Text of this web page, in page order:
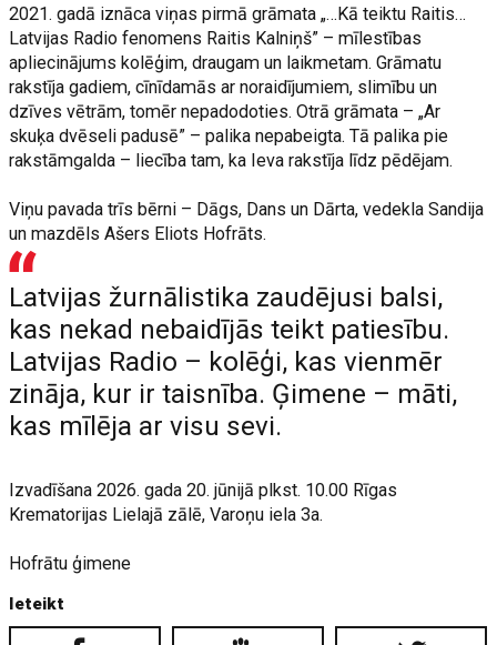
2021. gadā iznāca viņas pirmā grāmata „…Kā teiktu Raitis…
Latvijas Radio fenomens Raitis Kalniņš” – mīlestības
apliecinājums kolēģim, draugam un laikmetam. Grāmatu
rakstīja gadiem, cīnīdamās ar noraidījumiem, slimību un
dzīves vētrām, tomēr nepadodoties. Otrā grāmata – „Ar
skuķa dvēseli padusē” – palika nepabeigta. Tā palika pie
rakstāmgalda – liecība tam, ka Ieva rakstīja līdz pēdējam.
Viņu pavada trīs bērni – Dāgs, Dans un Dārta, vedekla Sandija
un mazdēls Ašers Eliots Hofrāts.
Latvijas žurnālistika zaudējusi balsi,
kas nekad nebaidījās teikt patiesību.
Latvijas Radio – kolēģi, kas vienmēr
zināja, kur ir taisnība. Ģimene – māti,
kas mīlēja ar visu sevi.
Izvadīšana 2026. gada 20. jūnijā plkst. 10.00 Rīgas
Krematorijas Lielajā zālē, Varoņu iela 3a.
Hofrātu ģimene
Ieteikt